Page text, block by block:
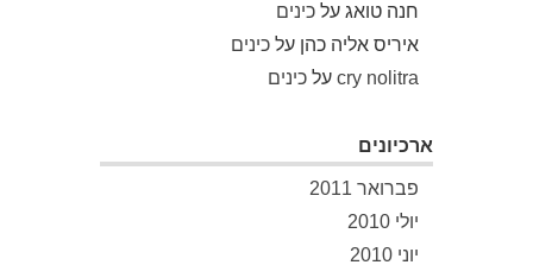
חנה טואג על כינים
איריס אליה כהן על כינים
cry nolitra על כינים
ארכיונים
פברואר 2011
יולי 2010
יוני 2010